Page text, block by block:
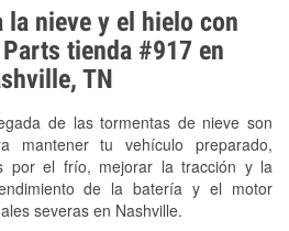
la nieve y el hielo con
Parts tienda #917 en
TN
de las tormentas de nieve son
mantener tu vehículo preparado,
por el frío, mejorar la tracción y la
de la batería y el motor
severas en Nashville.
alternadores y
la luz "Check Engine"
baterías y aceite
de bombillas de faros
de limpiaparabrisas